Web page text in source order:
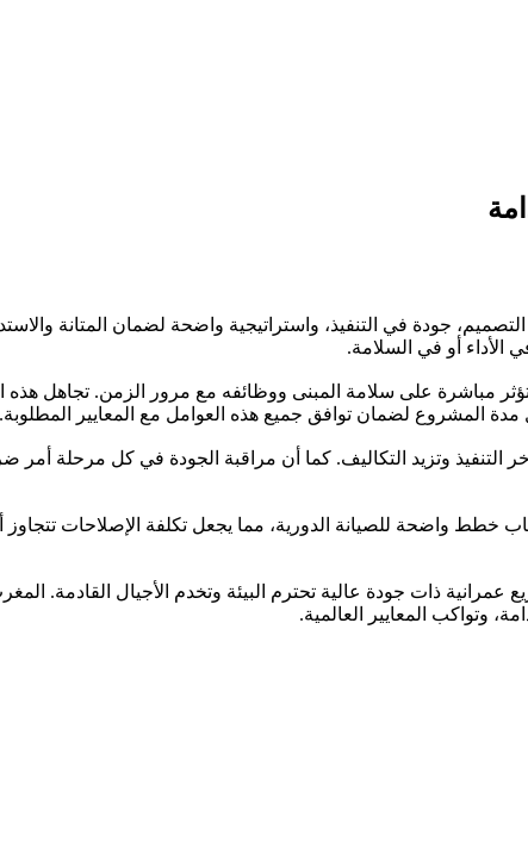
جودة في التنفيذ، واستراتيجية واضحة لضمان المتانة
أو في السلامة.
مباشرة على سلامة المبنى ووظائفه مع مرور الزمن. تجاهل هذه
المشروع لضمان توافق جميع هذه العوامل مع المعايير المطلوبة.
وتزيد التكاليف. كما أن مراقبة الجودة في كل مرحلة أمر
خطط واضحة للصيانة الدورية، مما يجعل تكلفة الإصلاحات تتجاوز
ذات جودة عالية تحترم البيئة وتخدم الأجيال القادمة.
وتواكب المعايير العالمية.